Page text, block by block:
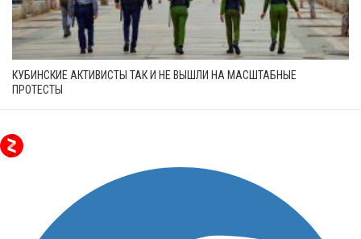
КУБИНСКИЕ АКТИВИСТЫ ТАК И НЕ ВЫШЛИ НА МАСШТАБНЫЕ
ПРОТЕСТЫ